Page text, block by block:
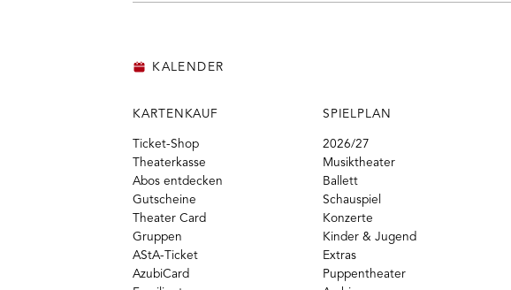
KALENDER
KARTENKAUF
Ticket-Shop
Theaterkasse
Abos entdecken
Gutscheine
Theater Card
Gruppen
AStA-Ticket
AzubiCard
SPIELPLAN
2026/27
Musiktheater
Ballett
Schauspiel
Konzerte
Kinder & Jugend
Extras
Puppentheater